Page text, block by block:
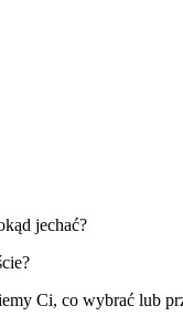
jechać?
Ci, co wybrać lub